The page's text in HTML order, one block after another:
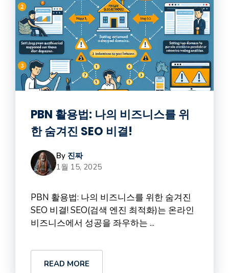
PBN 활용법: 나의 비즈니스를 위
한 숨겨진 SEO 비결!
By 진짜
1월 15, 2025
PBN 활용법: 나의 비즈니스를 위한 숨겨진
SEO 비결! SEO(검색 엔진 최적화)는 온라인
비즈니스에서 성공을 좌우하는 ...
READ MORE